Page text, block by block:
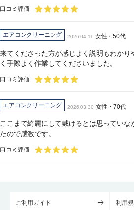
口コミ評価
エアコンクリーニング 2026.04.11 女性・50代
来てくださった方が感じよく説明もわかり
く手際よく作業してくださいました。
口コミ評価
エアコンクリーニング 2026.03.30 女性・70代
ここまで綺麗にして戴けるとは思っていな
たので感激です。
口コミ評価
ご利用ガイド 利用